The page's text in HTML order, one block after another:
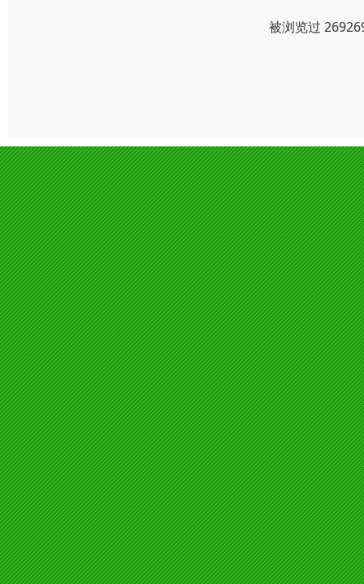
被浏览过